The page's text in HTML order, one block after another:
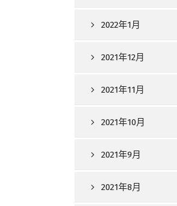
2022年1月
2021年12月
2021年11月
2021年10月
2021年9月
2021年8月